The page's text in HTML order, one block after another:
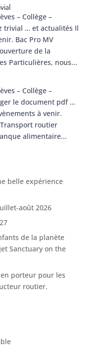
– Collège –
trivial … et actualités Il
Bac Pro MV
de la
Particulières, nous...
– Collège –
le document pdf …
à venir.
routier
alimentaire...
belle expérience
août 2026
de la planète
Sanctuary on the
porteur pour les
routier.